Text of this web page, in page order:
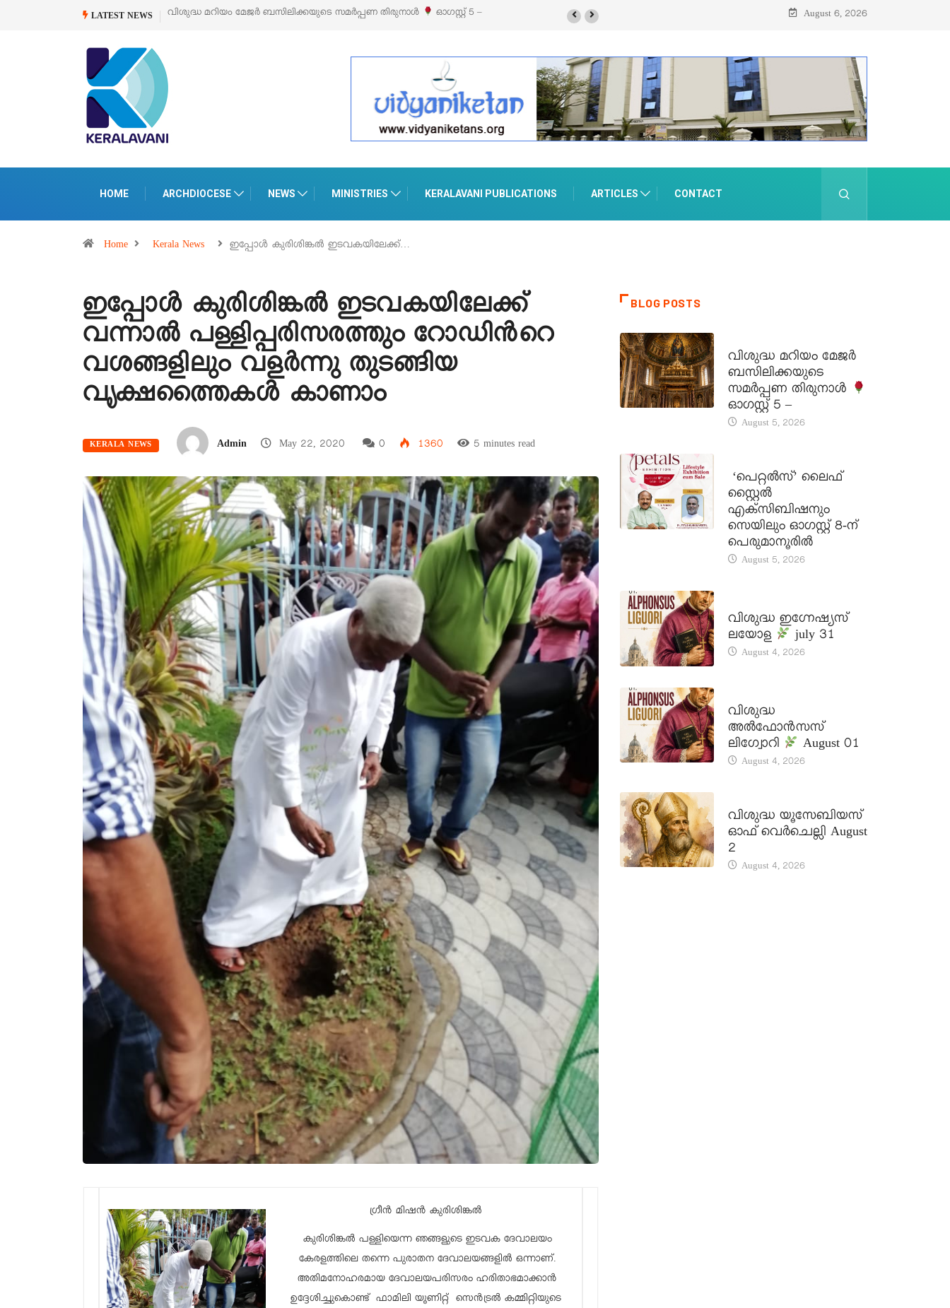
LATEST NEWS
സമർപ്പണ തിരുനാൾ ഓഗസ്റ്റ് 5 –‘പെറ്റൽസ്’ ലൈഫ് സ്റ്റൈൽ എക്സിബിഷനും സെയിലും ഓഗസ്റ്റ് 8-ന്
August 6, 2026
HOME ARCHDIOCESE NEWS MINISTRIES KERALAVANI PUBLICATIONS ARTICLES CONTACT
Home Kerala News ഇപ്പോൾ കുരിശിങ്കൽ ഇടവകയിലേക്ക്…
ഇപ്പോൾ കുരിശിങ്കൽ ഇടവകയിലേക്ക്
വന്നാൽ പള്ളിപ്പരിസരത്തും റോഡിൻറെ
വശങ്ങളിലും വളർന്നു തുടങ്ങിയ
വൃക്ഷത്തൈകൾ കാണാം
KERALA NEWS Admin May 22, 2020 0 1360 5 minutes read
ഗ്രീൻ മിഷൻ കുരിശിങ്കൽ
കുരിശിങ്കൽ പള്ളിയെന്ന ഞങ്ങളുടെ ഇടവക ദേവാലയം
കേരളത്തിലെ തന്നെ പുരാതന ദേവാലയങ്ങളിൽ ഒന്നാണ്.
അതിമനോഹരമായ ദേവാലയപരിസരം ഹരിതാഭമാക്കാൻ
ഉദ്ദേശിച്ചുകൊണ്ട് ഫാമിലി യൂണിറ്റ് സെൻട്രൽ കമ്മിറ്റിയുടെ
BLOG POSTS
വിശുദ്ധ മറിയം മേജർ
ബസിലിക്കയുടെ
സമർപ്പണ തിരുനാൾ
ഓഗസ്റ്റ് 5 –
August 5, 2026
‘പെറ്റൽസ്’ ലൈഫ്
സ്റ്റൈൽ
എക്സിബിഷനും
സെയിലും ഓഗസ്റ്റ് 8-ന്
പെരുമാനൂരിൽ
August 5, 2026
വിശുദ്ധ ഇഗ്നേഷ്യസ്
ലയോള
july 31
August 4, 2026
വിശുദ്ധ
അൽഫോൻസസ്
ലിഗ്വോറി
August 01
August 4, 2026
വിശുദ്ധ യൂസേബിയസ്
ഓഫ് വെർചെല്ലി August
2
August 4, 2026